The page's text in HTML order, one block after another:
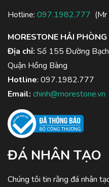
Hotline: 097.1982.777 (Mr
MORESTONE HẢI PHÒNG
Địa chỉ: Số 155 Đường
Quận Hồng Bàng
Hotline: 097.1982.777
Email: chinh@morestone.vn
ĐÁ NHÂN TẠO
Chúng tôi tin rằng đá nhân